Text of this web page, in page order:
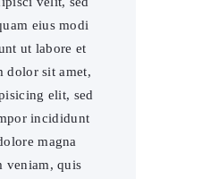
eius modi
ut labore et
dolor sit amet,
elit, sed
incididunt
magna
veniam, quis